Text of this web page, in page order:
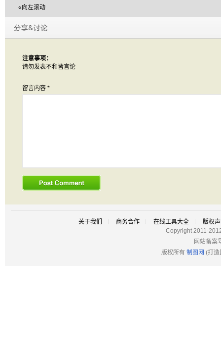
«向左滚动
注意事项：
请勿发表不和皆言论
留言内容 *
关于我们 商务合作 在线工具大全
版权
Copyright 2011-
网站备案
版权所有 制图网 (打造